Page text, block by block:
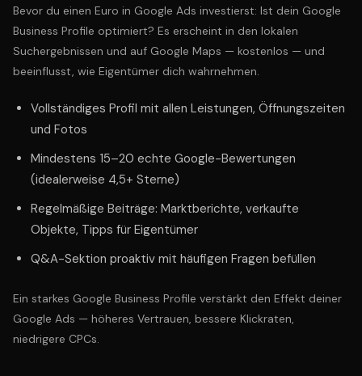
Bevor du einen Euro in Google Ads investierst: Ist dein Google
Business Profile optimiert? Es erscheint in den lokalen
Suchergebnissen und auf Google Maps — kostenlos — und
beeinflusst, wie Eigentümer dich wahrnehmen.
Vollständiges Profil mit allen Leistungen, Öffnungszeiten
und Fotos
Mindestens 15–20 echte Google-Bewertungen
(idealerweise 4,5+ Sterne)
Regelmäßige Beiträge: Marktberichte, verkaufte
Objekte, Tipps für Eigentümer
Q&A-Sektion proaktiv mit häufigen Fragen befüllen
Ein starkes Google Business Profile verstärkt den Effekt deiner
Google Ads — höheres Vertrauen, bessere Klickraten,
niedrigere CPCs.